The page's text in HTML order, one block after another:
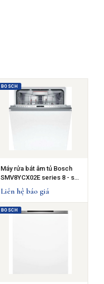
BOSCH
Máy rửa bát âm tủ Bosch
SMV8YCX02E series 8 - sấy
Zeolith
Liên hệ báo giá
BOSCH